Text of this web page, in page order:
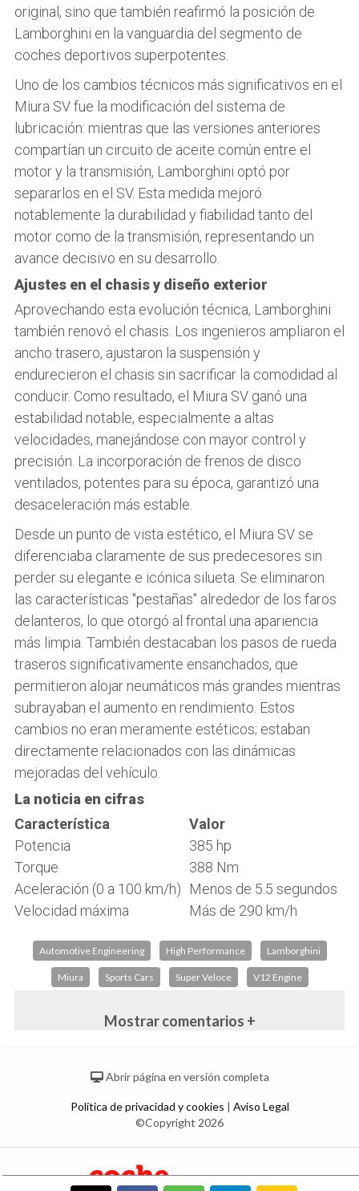
original, sino que también reafirmó la posición de
Lamborghini en la vanguardia del segmento de
coches deportivos superpotentes.
Uno de los cambios técnicos más significativos en el
Miura SV fue la modificación del sistema de
lubricación: mientras que las versiones anteriores
compartían un circuito de aceite común entre el
motor y la transmisión, Lamborghini optó por
separarlos en el SV. Esta medida mejoró
notablemente la durabilidad y fiabilidad tanto del
motor como de la transmisión, representando un
avance decisivo en su desarrollo.
Ajustes en el chasis y diseño exterior
Aprovechando esta evolución técnica, Lamborghini
también renovó el chasis. Los ingenieros ampliaron el
ancho trasero, ajustaron la suspensión y
endurecieron el chasis sin sacrificar la comodidad al
conducir. Como resultado, el Miura SV ganó una
estabilidad notable, especialmente a altas
velocidades, manejándose con mayor control y
precisión. La incorporación de frenos de disco
ventilados, potentes para su época, garantizó una
desaceleración más estable.
Desde un punto de vista estético, el Miura SV se
diferenciaba claramente de sus predecesores sin
perder su elegante e icónica silueta. Se eliminaron
las características "pestañas" alrededor de los faros
delanteros, lo que otorgó al frontal una apariencia
más limpia. También destacaban los pasos de rueda
traseros significativamente ensanchados, que
permitieron alojar neumáticos más grandes mientras
subrayaban el aumento en rendimiento. Estos
cambios no eran meramente estéticos; estaban
directamente relacionados con las dinámicas
mejoradas del vehículo.
La noticia en cifras
Característica
Valor
Potencia
385 hp
Torque
388 Nm
Aceleración (0 a 100 km/h)
Menos de 5.5 segundos
Velocidad máxima
Más de 290 km/h
Automotive Engineering High Performance Lamborghini
Miura Sports Cars Super Veloce V12 Engine
Mostrar comentarios +
Abrir página en versión completa
Política de privacidad y cookies | Aviso Legal
©Copyright 2026